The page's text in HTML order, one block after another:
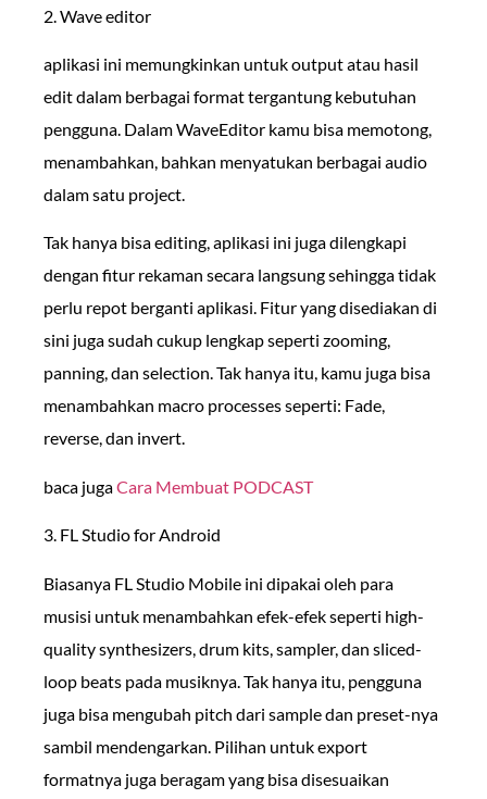
2. Wave editor
aplikasi ini memungkinkan untuk output atau hasil
edit dalam berbagai format tergantung kebutuhan
pengguna. Dalam WaveEditor kamu bisa memotong,
menambahkan, bahkan menyatukan berbagai audio
dalam satu project.
Tak hanya bisa editing, aplikasi ini juga dilengkapi
dengan fitur rekaman secara langsung sehingga tidak
perlu repot berganti aplikasi. Fitur yang disediakan di
sini juga sudah cukup lengkap seperti zooming,
panning, dan selection. Tak hanya itu, kamu juga bisa
menambahkan macro processes seperti: Fade,
reverse, dan invert.
baca jugaCara Membuat PODCAST
3. FL Studio for Android
Biasanya FL Studio Mobile ini dipakai oleh para
musisi untuk menambahkan efek-efek seperti high-
quality synthesizers, drum kits, sampler, dan sliced-
loop beats pada musiknya. Tak hanya itu, pengguna
juga bisa mengubah pitch dari sample dan preset-nya
sambil mendengarkan. Pilihan untuk export
formatnya juga beragam yang bisa disesuaikan